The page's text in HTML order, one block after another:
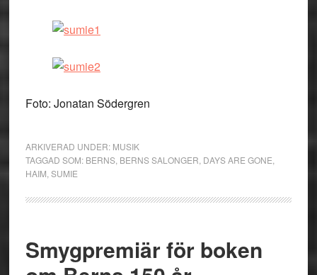
Foto: Jonatan Södergren
ARKIVERAD UNDER: MUSIK
TAGGAD SOM: BERNS, BERNS SALONGER DAYS ARE GONE
HAIM SUMIE
Smygpremiär för boken